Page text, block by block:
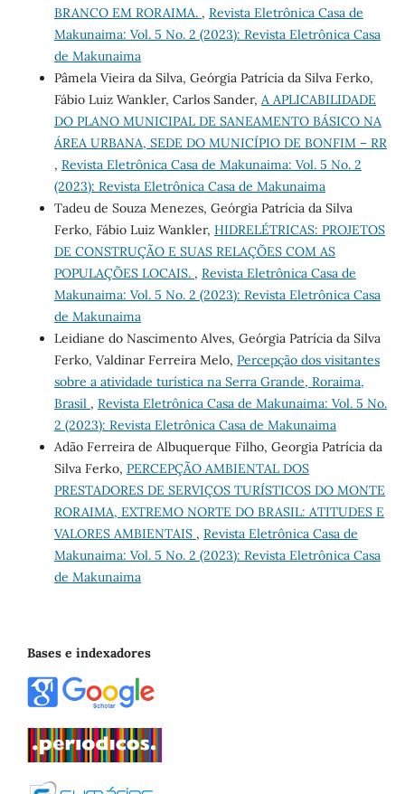
BRANCO EM RORAIMA. , Revista Eletrônica Casa de
Makunaima: Vol. 5 No. 2 (2023): Revista Eletrônica Casa
de Makunaima
Pâmela Vieira da Silva, Geórgia Patrícia da Silva Ferko,
Fábio Luiz Wankler, Carlos Sander, A APLICABILIDADE
DO PLANO MUNICIPAL DE SANEAMENTO BÁSICO NA
ÁREA URBANA, SEDE DO MUNICÍPIO DE BONFIM – RR
, Revista Eletrônica Casa de Makunaima: Vol. 5 No. 2
(2023): Revista Eletrônica Casa de Makunaima
Tadeu de Souza Menezes, Geórgia Patrícia da Silva
Ferko, Fábio Luiz Wankler, HIDRELÉTRICAS: PROJETOS
DE CONSTRUÇÃO E SUAS RELAÇÕES COM AS
POPULAÇÕES LOCAIS. , Revista Eletrônica Casa de
Makunaima: Vol. 5 No. 2 (2023): Revista Eletrônica Casa
de Makunaima
Leidiane do Nascimento Alves, Geórgia Patrícia da Silva
Ferko, Valdinar Ferreira Melo, Percepção dos visitantes
sobre a atividade turística na Serra Grande, Roraima,
Brasil , Revista Eletrônica Casa de Makunaima: Vol. 5 No.
2 (2023): Revista Eletrônica Casa de Makunaima
Adão Ferreira de Albuquerque Filho, Georgia Patrícia da
Silva Ferko, PERCEPÇÃO AMBIENTAL DOS
PRESTADORES DE SERVIÇOS TURÍSTICOS DO MONTE
RORAIMA, EXTREMO NORTE DO BRASIL: ATITUDES E
VALORES AMBIENTAIS , Revista Eletrônica Casa de
Makunaima: Vol. 5 No. 2 (2023): Revista Eletrônica Casa
de Makunaima
Bases e indexadores